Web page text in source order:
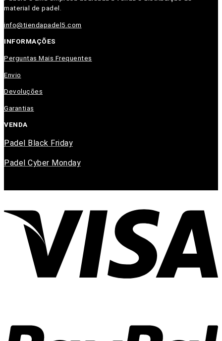
material de padel.
info@tiendapadel5.com
INFORMAÇÕES
Perguntas Mais Frequentes
Envio
Devoluções
Garantias
VENDA
Padel Black Friday
Padel Cyber Monday